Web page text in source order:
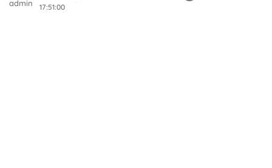
17:51:00